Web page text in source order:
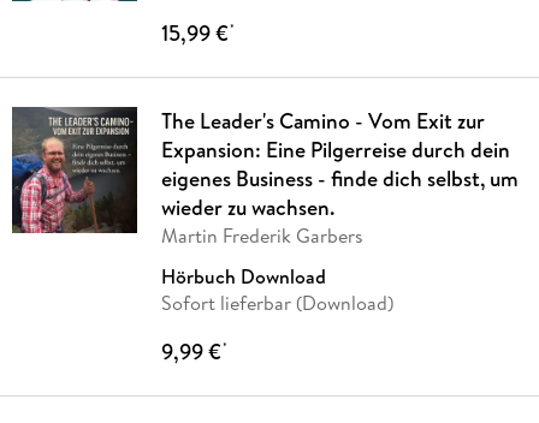
15,99 €*
The Leader's Camino - Vom Exit zur
Expansion: Eine Pilgerreise durch dein
eigenes Business - finde dich selbst, um
wieder zu wachsen.
Martin Frederik Garbers
Hörbuch Download
Sofort lieferbar (Download)
9,99 €*